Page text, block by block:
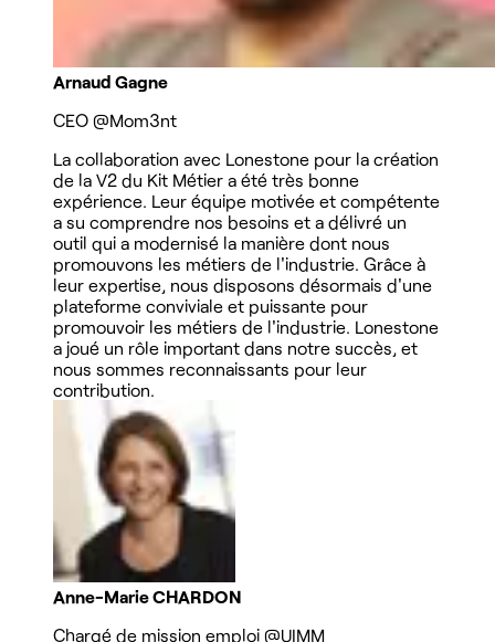
Arnaud Gagne
CEO @Mom3nt
La collaboration avec Lonestone pour la création
de la V2 du Kit Métier a été très bonne
expérience. Leur équipe motivée et compétente
a su comprendre nos besoins et a délivré un
outil qui a modernisé la manière dont nous
promouvons les métiers de l'industrie. Grâce à
leur expertise, nous disposons désormais d'une
plateforme conviviale et puissante pour
promouvoir les métiers de l'industrie. Lonestone
a joué un rôle important dans notre succès, et
nous sommes reconnaissants pour leur
contribution.
Anne-Marie CHARDON
Chargé de mission emploi @UIMM